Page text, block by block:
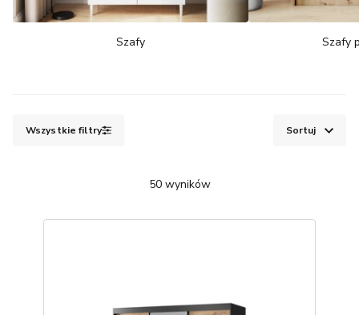
Szafy Szafy
50wyników
Wszystkie filtry Sortuj